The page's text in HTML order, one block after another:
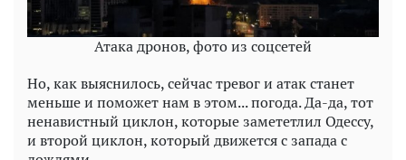
Атака дронов, фото из соцсетей
Но, как выяснилось, сейчас тревог и атак станет
меньше и поможет нам в этом... погода. Да-да, тот
ненавистный циклон, которые замететлил Одессу,
и второй циклон, который движется с запада с